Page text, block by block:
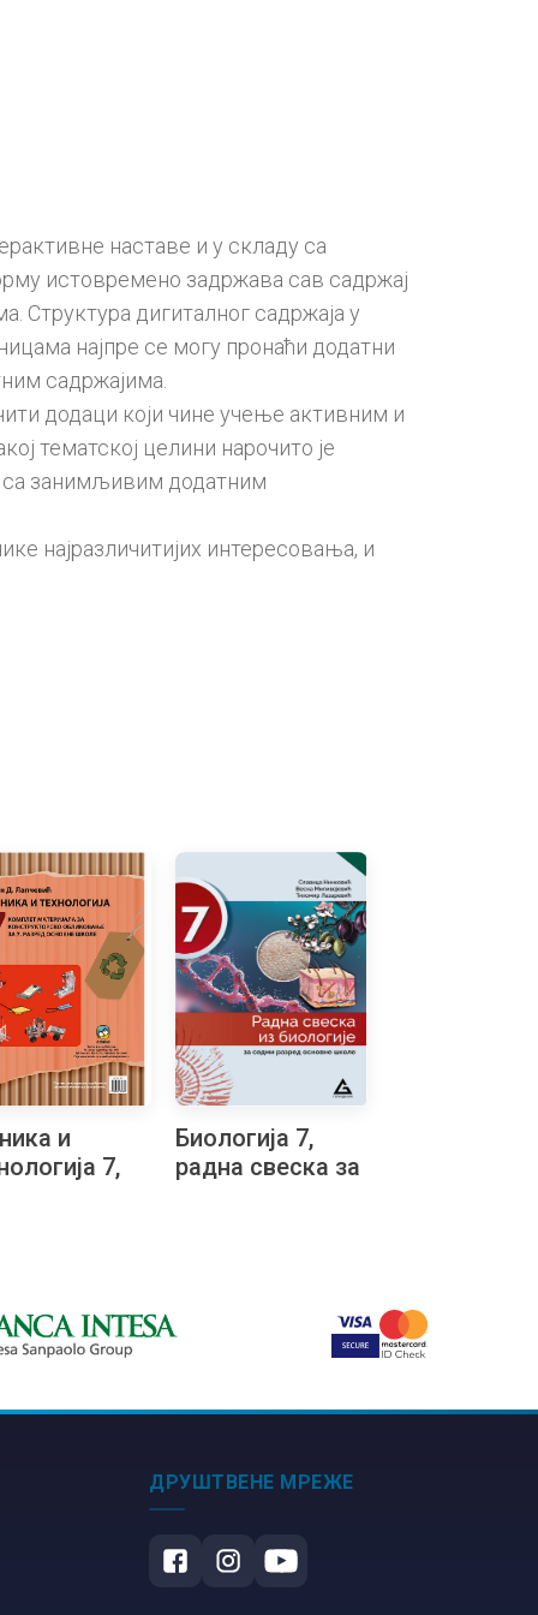
наставе и у складу са
истовремено задржава сав садржај
Структура дигиталног садржаја у
најпре се могу пронаћи додатни
садржајима.
додаци који чине учење активним и
тематској целини нарочито је
са занимљивим додатним
најразличитијих интересовања, и
и
7,
Биологија 7,
радна свеска за
ДРУШТВЕНЕ МРЕЖЕ